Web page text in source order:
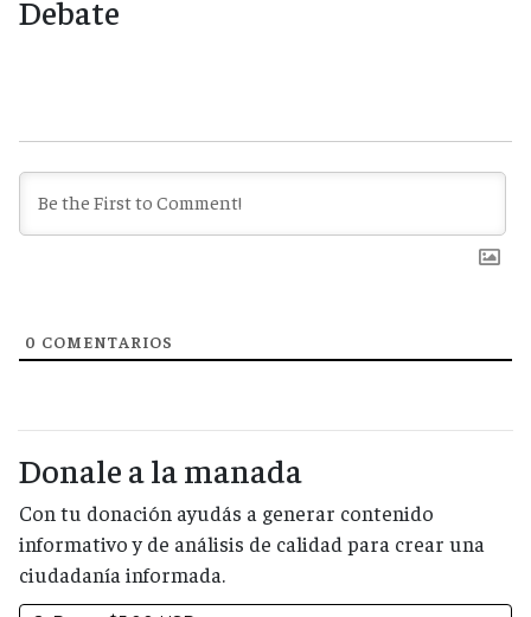
Debate
0 COMENTARIOS
Donale a la manada
Con tu donación ayudás a generar contenido
informativo y de análisis de calidad para crear una
ciudadanía informada.